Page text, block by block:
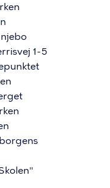
1-5